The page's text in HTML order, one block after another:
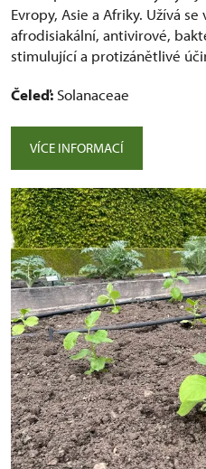
Evropy, Asie a Afriky. Užívá
afrodisiakální, antivirové,
stimulující a protizánětlivé
Čeleď: Solanaceae
VÍCE INFORMACÍ